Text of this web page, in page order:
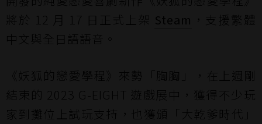
將於 12 月 17 日正式上架 Steam ，支援繁體
中文與全日語語音。
《妖狐的戀愛學程》來勢「胸胸」，在上週剛
結束的 2023 G-EIGHT 遊戲展中，獲得不少玩
家到攤位上試玩支持，也獲頒「大乾爹時代」